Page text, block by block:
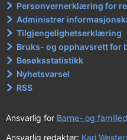
Personvernerklæring for
Administrer
Tilgjengelighetserklæring
Bruks- og opphavsrett for
Besøksstatistikk
Nyhetsvarsel
RSS
Ansvarlig for Barne- og
Ansvarlig redaktør: Kari